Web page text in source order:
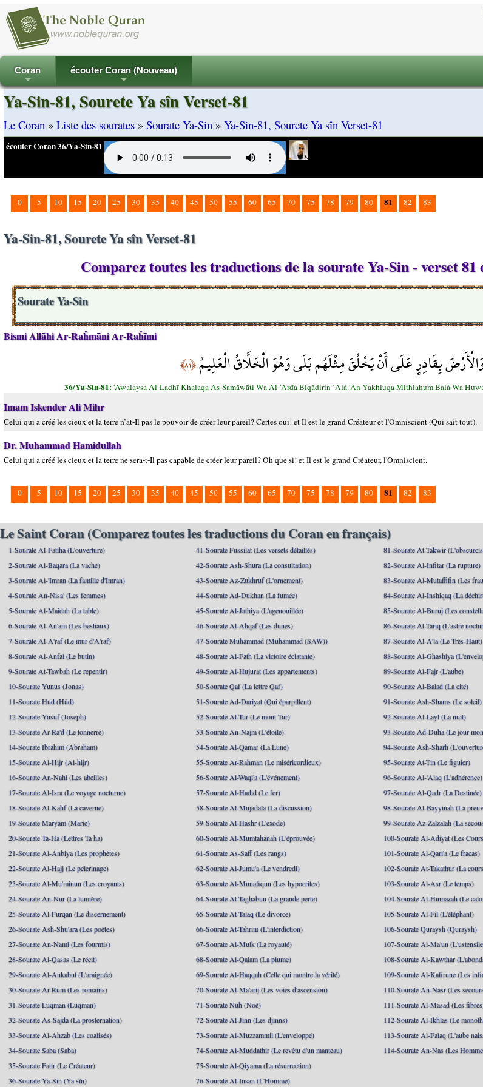
+
Coran
+
écouter Coran (Nouveau)
Ya-Sin-81, Sourete Ya sîn Verset-81
Le Coran » Liste des sourates » Sourate Ya-Sin » Ya-Sin-81, Sourete Ya sîn Verset-81
écouter Coran 36/Ya-Sin-81
0 5 10 15 20 25 30 35 40 45 50 55 60 65 70 75 78 79 80 81 82 83
Ya-Sin-81, Sourete Ya sîn Verset-81
Comparez toutes les traductions de la sourate Ya-Sin - verset 81
Sourate Ya-Sin
Bismi Allāhi Ar-Raĥmāni Ar-Raĥīmi
بِقَادِرٍ عَلَى أَنْ يَخْلُقَ مِثْلَهُم بَلَى وَهُوَ الْخَلَّاقُ الْعَلِيمُ﴿٨١﴾
36/Ya-Sin-81:'Awalaysa Al-Ladhī Khalaqa As-Samāwāti Wa Al-'Arđa Biqādirin `Alá 'An Yakhluqa Mithlahum Balá Wa
Imam Iskender Ali Mihr
Celui qui a créé les cieux et la terre n’at-Il pas le pouvoir de créer leur pareil? Certes oui! et Il est le grand Créateur et l'Omniscient (Qui sait tout).
Dr. Muhammad Hamidullah
Celui qui a créé les cieux et la terre ne sera-t-Il pas capable de créer leur pareil? Oh que si! et Il est le grand Créateur, l'Omniscient.
0 5 10 15 20 25 30 35 40 45 50 55 60 65 70 75 78 79 80 81 82 83
Le Saint Coran (Comparez toutes les traductions du Coran en français)
1-Sourate Al-Fatiha (L'ouverture)
2-Sourate Al-Baqara (La vache)
3-Sourate Al-'Imran (La famille d'Imran)
4-Sourate An-Nisa' (Les femmes)
5-Sourate Al-Maidah (La table)
6-Sourate Al-An'am (Les bestiaux)
7-Sourate Al-A'raf (Le mur d'A'raf)
8-Sourate Al-Anfal (Le butin)
9-Sourate At-Tawbah (Le repentir)
10-Sourate Yunus (Jonas)
11-Sourate Hud (Hûd)
12-Sourate Yusuf (Joseph)
13-Sourate Ar-Ra'd (Le tonnerre)
14-Sourate Ibrahim (Abraham)
15-Sourate Al-Hijr (Al-hijr)
16-Sourate An-Nahl (Les abeilles)
17-Sourate Al-Isra (Le voyage nocturne)
18-Sourate Al-Kahf (La caverne)
19-Sourate Maryam (Marie)
20-Sourate Ta-Ha (Lettres Ta ha)
21-Sourate Al-Anbiya (Les prophètes)
22-Sourate Al-Hajj (Le pélerinage)
23-Sourate Al-Mu'minun (Les croyants)
24-Sourate An-Nur (La lumière)
25-Sourate Al-Furqan (Le discernement)
26-Sourate Ash-Shu'ara (Les poètes)
27-Sourate An-Naml (Les fourmis)
28-Sourate Al-Qasas (Le récit)
29-Sourate Al-Ankabut (L'araignée)
30-Sourate Ar-Rum (Les romains)
31-Sourate Luqman (Luqman)
32-Sourate As-Sajda (La prosternation)
33-Sourate Al-Ahzab (Les coalisés)
34-Sourate Saba (Saba)
35-Sourate Fatir (Le Créateur)
36-Sourate Ya-Sin (Ya sîn)
41-Sourate Fussilat (Les versets détaillés)
42-Sourate Ash-Shura (La consultation)
43-Sourate Az-Zukhruf (L'ornement)
44-Sourate Ad-Dukhan (La fumée)
45-Sourate Al-Jathiya (L'agenouillée)
46-Sourate Al-Ahqaf (Les dunes)
47-Sourate Muhammad (Muhammad (SAW))
48-Sourate Al-Fath (La victoire éclatante)
49-Sourate Al-Hujurat (Les appartements)
50-Sourate Qaf (La lettre Qaf)
51-Sourate Ad-Dariyat (Qui éparpillent)
52-Sourate At-Tur (Le mont Tur)
53-Sourate An-Najm (L'étoile)
54-Sourate Al-Qamar (La Lune)
55-Sourate Ar-Rahman (Le miséricordieux)
56-Sourate Al-Waqi'a (L'événement)
57-Sourate Al-Hadid (Le fer)
58-Sourate Al-Mujadala (La discussion)
59-Sourate Al-Hashr (L'exode)
60-Sourate Al-Mumtahanah (L'éprouvée)
61-Sourate As-Saff (Les rangs)
62-Sourate Al-Jumu'a (Le vendredi)
63-Sourate Al-Munafiqun (Les hypocrites)
64-Sourate At-Taghabun (La grande perte)
65-Sourate At-Talaq (Le divorce)
66-Sourate At-Tahrim (L'interdiction)
67-Sourate Al-Mulk (La royauté)
68-Sourate Al-Qalam (La plume)
69-Sourate Al-Haqqah (Celle qui montre la vérité)
70-Sourate Al-Ma'arij (Les voies d'ascension)
71-Sourate Nûh (Noé)
72-Sourate Al-Jinn (Les djinns)
73-Sourate Al-Muzzammil (L'enveloppé)
74-Sourate Al-Muddathir (Le revêtu d'un manteau)
75-Sourate Al-Qiyama (La résurrection)
76-Sourate Al-Insan (L'Homme)
81-Sourate At-Takwir
82-Sourate Al-Infitar (La rupture)
83-Sourate Al-Mutaffifin (Les
84-Sourate Al-Inshiqaq (La
85-Sourate Al-Buruj (Les
86-Sourate At-Tariq (L'astre
87-Sourate Al-A'la (Le Très-Haut)
88-Sourate Al-Ghashiya
89-Sourate Al-Fajr (L'aube)
90-Sourate Al-Balad (La cité)
91-Sourate Ash-Shams (Le soleil)
92-Sourate Al-Layl (La nuit)
93-Sourate Ad-Duha (Le jour
94-Sourate Ash-Sharh
95-Sourate At-Tin (Le figuier)
96-Sourate Al-'Alaq (L'adhérence)
97-Sourate Al-Qadr (La Destinée)
98-Sourate Al-Bayyinah (La
99-Sourate Az-Zalzalah (La
100-Sourate Al-Adiyat (Les
101-Sourate Al-Qari'a (Le fracas)
102-Sourate At-Takathur (La
103-Sourate Al-Asr (Le temps)
104-Sourate Al-Humazah (Le
105-Sourate Al-Fil (L'éléphant)
106-Sourate Quraysh (Quraysh)
107-Sourate Al-Ma'un
108-Sourate Al-Kawthar
109-Sourate Al-Kafirune (Les
110-Sourate An-Nasr (Les
111-Sourate Al-Masad (Les
112-Sourate Al-Ikhlas (Le
113-Sourate Al-Falaq (L'aube
114-Sourate An-Nas (Les